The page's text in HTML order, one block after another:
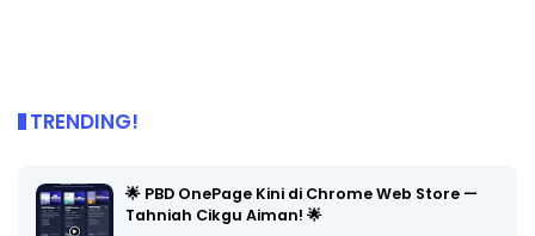
TRENDING!
🌟 PBD OnePage Kini di Chrome Web Store —
Tahniah Cikgu Aiman! 🌟